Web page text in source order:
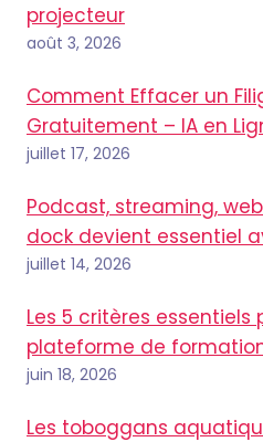
projecteur
août 3, 2026
Comment Effacer un
Gratuitement – IA en
juillet 17, 2026
Podcast, streaming,
dock devient essentiel
juillet 14, 2026
Les 5 critères essentiels
plateforme de
juin 18, 2026
Les toboggans